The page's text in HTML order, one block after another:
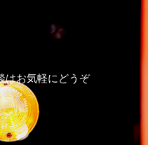
はお気軽にどうぞ